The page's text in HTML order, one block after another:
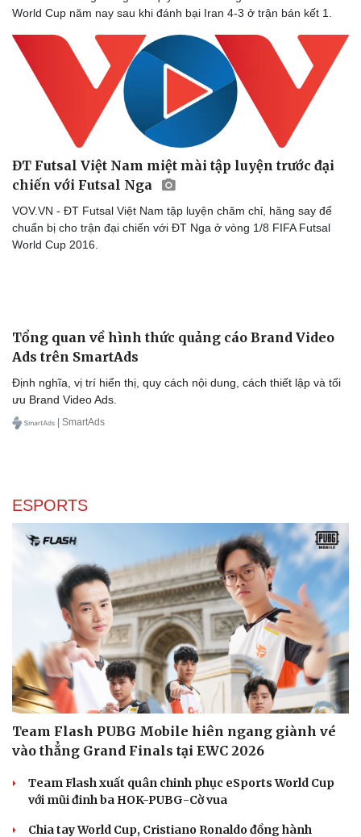
Văn hóa
Sân khấu - Điện ảnh
Văn học
Thời trang
Sao Việt
World Cup năm nay sau khi đánh bại Iran 4-3 ở trận bán kết 1.
ĐT Futsal Việt Nam miệt mài tập luyện trước đại
chiến với Futsal Nga
VOV.VN - ĐT Futsal Việt Nam tập luyện chăm chỉ, hăng say để
chuẩn bị cho trận đại chiến với ĐT Nga ở vòng 1/8 FIFA Futsal
World Cup 2016.
Tổng quan về hình thức quảng cáo Brand Video
Ads trên SmartAds
Định nghĩa, vị trí hiển thị, quy cách nội dung, cách thiết lập và tối
ưu Brand Video Ads.
| SmartAds
ESPORTS